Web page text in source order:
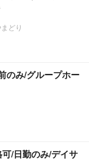
どり
のみ/グループホー
可/日勤のみ/デイサ